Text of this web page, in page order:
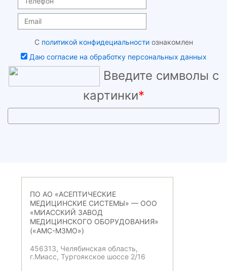
С политикой конфидециальностиознакомлен
Даю согласие на обработку персональных данных
Введите символы с
картинки*
ПО АО «АСЕПТИЧЕСКИЕ
МЕДИЦИНСКИЕ СИСТЕМЫ» — ООО
«МИАССКИЙ ЗАВОД
МЕДИЦИНСКОГО ОБОРУДОВАНИЯ»
(«АМС-МЗМО»)
456313, Челябинская область,
г.Миасс, Тургоякское шоссе 2/16